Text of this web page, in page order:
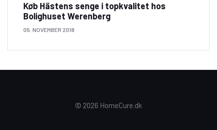
Køb Hästens senge i topkvalitet hos
Bolighuset Werenberg
05. NOVEMBER 2018
© 2026 HomeCure.dk